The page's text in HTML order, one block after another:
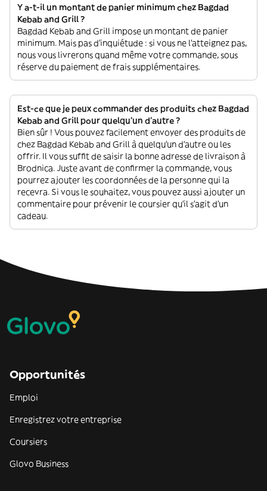
Y a-t-il un montant de panier minimum chez Bagdad
Kebab and Grill ?
Bagdad Kebab and Grill impose un montant de panier
minimum. Mais pas d'inquiétude : si vous ne l'atteignez pas,
nous vous livrerons quand même votre commande, sous
réserve du paiement de frais supplémentaires.
Est-ce que je peux commander des produits chez Bagdad
Kebab and Grill pour quelqu'un d'autre ?
Bien sûr ! Vous pouvez facilement envoyer des produits de
chez Bagdad Kebab and Grill à quelqu'un d'autre ou les
offrir. Il vous suffit de saisir la bonne adresse de livraison à
Brodnica. Juste avant de confirmer la commande, vous
pourrez ajouter les coordonnées de la personne qui la
recevra. Si vous le souhaitez, vous pouvez aussi ajouter un
commentaire pour prévenir le coursier qu'il s'agit d'un
cadeau.
Opportunités
Emploi
Enregistrez votre entreprise
Coursiers
Glovo Business